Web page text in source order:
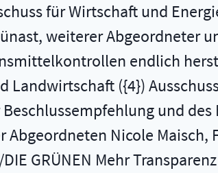
für Wirtschaft und
weiterer Abgeordneter
endlich
Landwirtschaft ({4})
und des
Nicole Maisch,
GRÜNEN Mehr